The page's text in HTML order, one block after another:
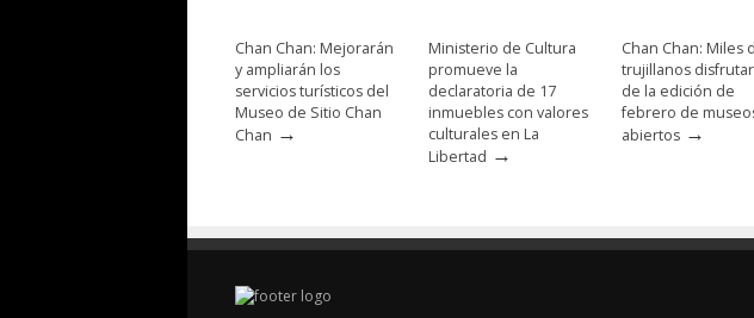
Chan Chan: Mejorarán
y ampliarán los
servicios turísticos del
Museo de Sitio Chan
Chan →
Ministerio de Cultura
promueve la
declaratoria de 17
inmuebles con valores
culturales en La
Libertad →
Chan Chan: Miles
trujillanos
de la edición de
febrero de
abiertos →